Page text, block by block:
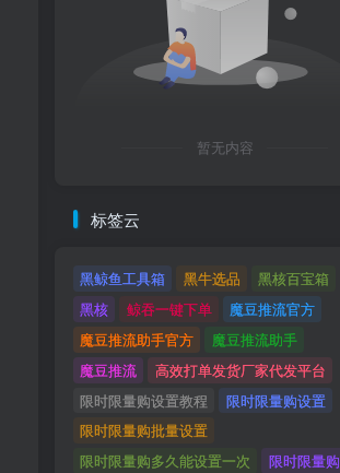
暂无内容
标签云
黑鲸鱼工具箱 黑牛选品
黑核百宝箱
黑核
鲸吞一键下单
魔豆推流官方
魔豆推流助手官方
魔豆推流助手
魔豆推流
高效打单发货厂家代发平台
限时限量购设置教程
限时限量购设置
限时限量购批量设置
限时限量购多久能设置一次
限时限量购